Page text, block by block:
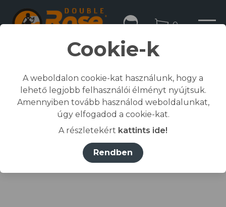
0
Kezdőlap
Összes termék
Fejvédelem
MALFINI® Sapka unisex
Cookie-k
A weboldalon cookie-kat használunk, hogy a
lehető legjobb felhasználói élményt nyújtsuk.
Amennyiben tovább használod weboldalunkat,
úgy elfogadod a cookie-kat.
A részletekért kattints ide!
Rendben